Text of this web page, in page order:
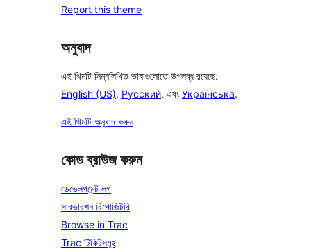
Report this theme
অনুবাদ
এই থিমটি নিম্নলিখিত ভাষাগুলোতে উপলব্ধ রয়েছে:
English (US), Русский, এবং Українська.
এই থিমটি অনুবাদ করুন
কোড ব্রাউজ করুন
ডেভেলপমেন্ট লগ
সাবভারশন রিপোজিটরি
Browse in Trac
Trac টিকিটসমূহ